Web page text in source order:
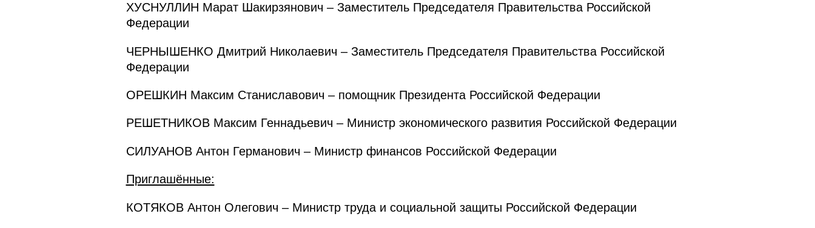
ХУСНУЛЛИН Марат Шакирзянович – Заместитель Председателя Правительства Российской
Федерации
ЧЕРНЫШЕНКО Дмитрий Николаевич – Заместитель Председателя Правительства Российской
Федерации
ОРЕШКИН Максим Станиславович – помощник Президента Российской Федерации
РЕШЕТНИКОВ Максим Геннадьевич – Министр экономического развития Российской Федерации
СИЛУАНОВ Антон Германович – Министр финансов Российской Федерации
Приглашённые:
КОТЯКОВ Антон Олегович – Министр труда и социальной защиты Российской Федерации